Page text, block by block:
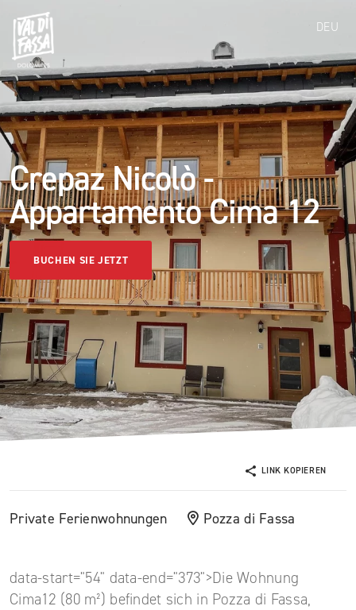
DEU
Crepaz Nicolò -
Appartamento Cima 12
BUCHEN SIE JETZT
LINK KOPIEREN
Private Ferienwohnungen Pozza di Fassa
data-start="54" data-end="373">Die Wohnung
Cima12 (80 m²) befindet sich in Pozza di Fassa,